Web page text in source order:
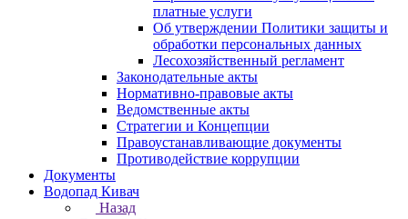
платные услуги
Об утверждении Политики защиты и
обработки персональных данных
Лесохозяйственный регламент
Законодательные акты
Нормативно-правовые акты
Ведомственные акты
Стратегии и Концепции
Правоустанавливающие документы
Противодействие коррупции
Документы
Водопад Кивач
Назад